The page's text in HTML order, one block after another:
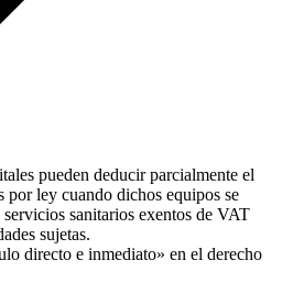
pueden deducir parcialmente el
ley cuando dichos equipos se
sanitarios exentos de VAT
sujetas.
directo e inmediato» en el derecho